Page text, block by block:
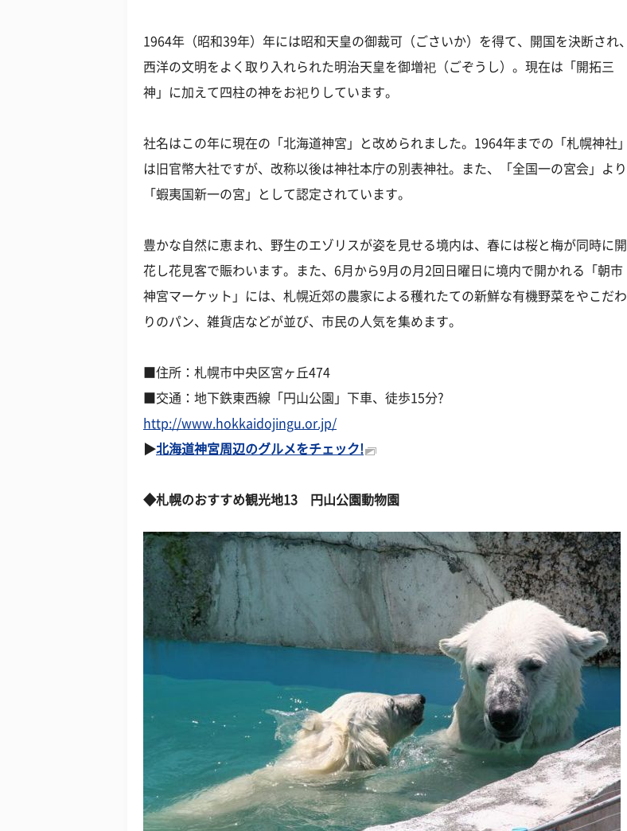
1964年（昭和39年）年には昭和天皇の御裁可（ごさいか）を得て、開国を決断され、
西洋の文明をよく取り入れられた明治天皇を御増祀（ごぞうし）。現在は「開拓三
神」に加えて四柱の神をお祀りしています。
社名はこの年に現在の「北海道神宮」と改められました。1964年までの「札幌神社」
は旧官幣大社ですが、改称以後は神社本庁の別表神社。また、「全国一の宮会」より
「蝦夷国新一の宮」として認定されています。
豊かな自然に恵まれ、野生のエゾリスが姿を見せる境内は、春には桜と梅が同時に開
花し花見客で賑わいます。また、6月から9月の月2回日曜日に境内で開かれる「朝市
神宮マーケット」には、札幌近郊の農家による穫れたての新鮮な有機野菜をやこだわ
りのパン、雑貨店などが並び、市民の人気を集めます。
■住所：札幌市中央区宮ヶ丘474
■交通：地下鉄東西線「円山公園」下車、徒歩15分?
http://www.hokkaidojingu.or.jp/
▶北海道神宮周辺のグルメをチェック!
◆札幌のおすすめ観光地13 円山公園動物園